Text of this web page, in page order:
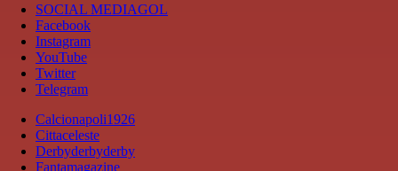
SOCIAL MEDIAGOL
Facebook
Instagram
YouTube
Twitter
Telegram
Calcionapoli1926
Cittaceleste
Derbyderbyderby
Fantamagazine